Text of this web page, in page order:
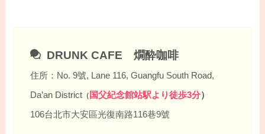
DRUNK CAFE 燗酔咖啡
住所：No. 9號, Lane 116, Guangfu South Road,
Da’an District（ 国父紀念館站駅より徒歩3分）
106台北市大安區光復南路116巷9號